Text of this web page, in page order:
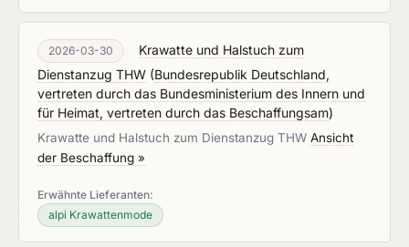
2026-03-30
Krawatte und Halstuch zum
Dienstanzug THW (Bundesrepublik Deutschland,
vertreten durch das Bundesministerium des Innern und
für Heimat, vertreten durch das Beschaffungsam)
Krawatte und Halstuch zum Dienstanzug THW Ansicht
der Beschaffung »
Erwähnte Lieferanten:
alpi Krawattenmode